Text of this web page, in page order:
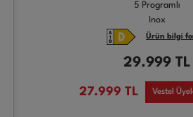
5 Programlı
Inox
Ürün bilgi
29.999 TL
27.999 TL Vestel